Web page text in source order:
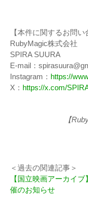
【本件に関するお問い
RubyMagic株式会社
SPIRA SUURA
E-mail：
Instagram： https://
X： https://x.com/
【
＜過去の関連記事＞
【国立映画アーカイ
催のお知らせ